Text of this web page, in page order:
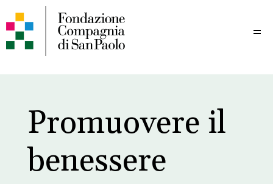
Promuovere il
benessere